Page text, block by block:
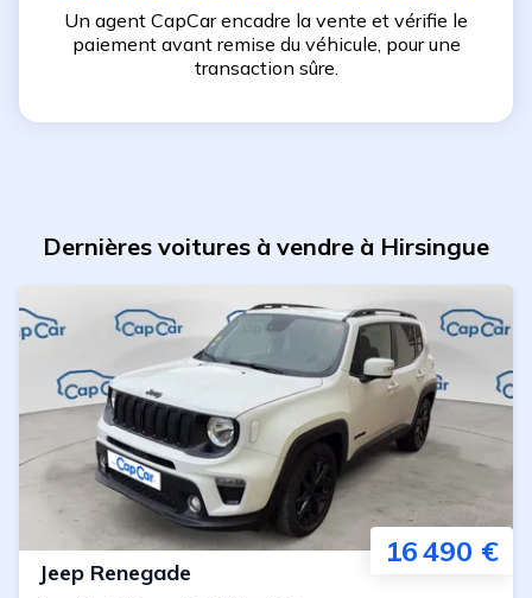
Un agent CapCar encadre la vente et vérifie le
paiement avant remise du véhicule, pour une
transaction sûre.
Dernières voitures à vendre à Hirsingue
16 490 €
Jeep Renegade